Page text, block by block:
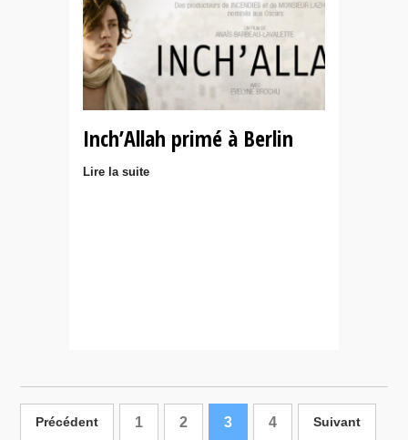
Lire la suite
Précédent 1 2 3 4 Suivant